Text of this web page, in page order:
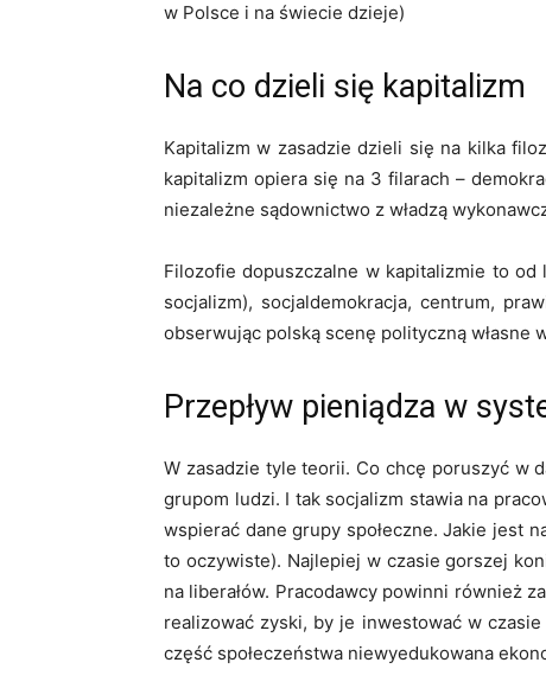
w Polsce i na świecie dzieje)
Na co dzieli się kapitalizm
Kapitalizm w zasadzie dzieli się na kilka
kapitalizm opiera się na 3 filarach –
niezależne sądownictwo z władzą
Filozofie dopuszczalne w kapitalizmie to
socjalizm), socjaldemokracja, centrum,
obserwując polską scenę polityczną własne
Przepływ pieniądza w
W zasadzie tyle teorii. Co chcę poruszyć w
grupom ludzi. I tak socjalizm stawia na
wspierać dane grupy społeczne. Jakie jest
to oczywiste). Najlepiej w czasie gorszej
na liberałów. Pracodawcy powinni również
realizować zyski, by je inwestować w
część społeczeństwa niewyedukowana